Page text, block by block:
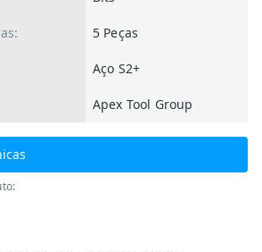
5 Peças
Aço S2+
Apex Tool Group